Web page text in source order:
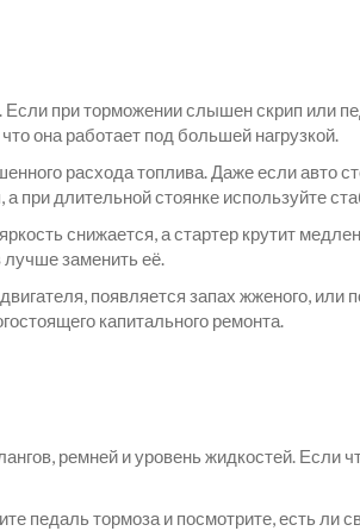
при торможении слышен скрип или
она работает под большей нагрузкой.
расхода топлива. Даже если авто
при длительной стоянке используйте
снижается, а стартер крутит
лучше заменить её.
появляется запах жженого, или
капитального ремонта.
ремней и уровень жидкостей. Если
педаль тормоза и посмотрите, есть ли